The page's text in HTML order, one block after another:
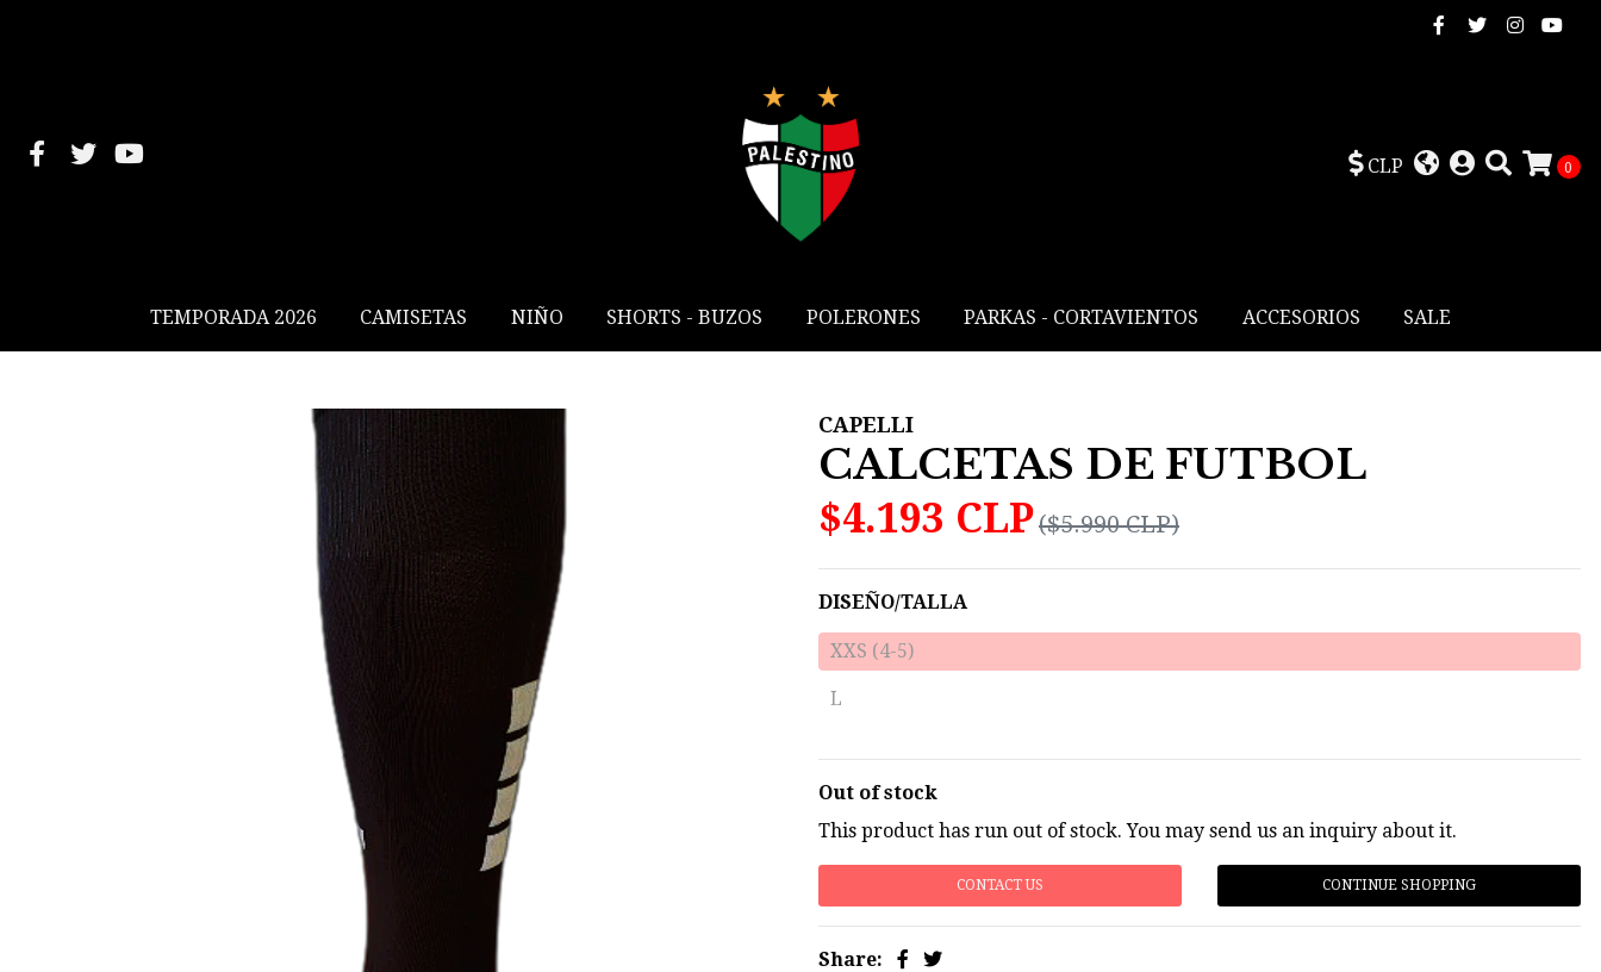
CLP 0
TEMPORADA 2026 CAMISETAS NIÑO SHORTS - BUZOS POLERONES PARKAS - CORTAVIENTOS ACCESORIOS SALE
CAPELLI
CALCETAS DE FUTBOL
$4.193 CLP($5.990 CLP)
DISEÑO/TALLA
XXS (4-5)
L
Out of stock
This product has run out of stock. You may send us an inquiry about it.
CONTACT US CONTINUE SHOPPING
Share: